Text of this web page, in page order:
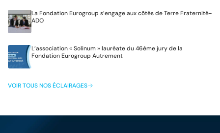
La Fondation Eurogroup s’engage aux côtés de Terre Fraternité-
ADO
L’association « Solinum » lauréate du 46ème jury de la
Fondation Eurogroup Autrement
VOIR TOUS NOS ÉCLAIRAGES